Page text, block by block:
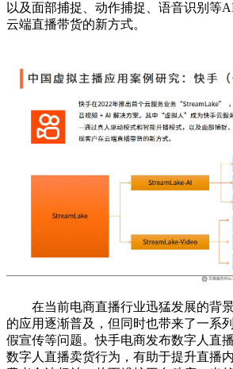
以及面部捕捉、动作捕捉、语音识别等
云端直播带货的新方式。
在当前电商直播行业迅猛发展的背
的应用逐渐普及，但同时也带来了一系
假宣传等问题。快手电商发布数字人直
数字人直播卖货行为，有助于提升直播